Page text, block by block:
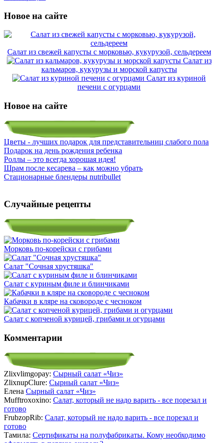
Новое на сайте
Салат из свежей капусты с морковью, кукурузой, сельдереем
Салат из
кальмаров, кукурузы и морской капусты
Салат из куриной
печени с огурцами
Новое на сайте
Цветы - лучших подарок для представительниц слабого пола
Подарок на день рождения ребенка
Роллы – это всегда хорошая идея!
Шрам после кесарева – как можно убрать
Стационарные блендеры nutribullet
Случайные рецепты
Морковь по-корейски с грибами
Салат "Сочная хрустяшка"
Салат с куриным филе и блинчиками
Кабачки в кляре на сковороде с чесноком
Салат с копченой курицей, грибами и огурцами
Комментарии
Zlixvlimgopay: Сырный салат «Чиз»
ZlixnupClure: Сырный салат «Чиз»
Елена Сырный салат «Чиз»
Mufftroxoxino: Салат, который не надо варить - все порезал и
готово
FrubzopRib: Салат, который не надо варить - все порезал и
готово
Тамила: Сертификаты на полуфабрикаты. Кому необходимо